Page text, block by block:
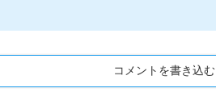
コメントを書き込む